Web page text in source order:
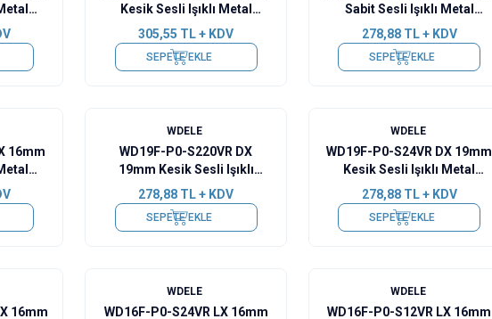
Kesik Sesli Işıklı Metal
Buzzer - 12V
305,55 TL + KDV
SEPETE EKLE
Sabit Sesli Işıklı Metal
Buzzer - 220V
278,88TL + KDV
SEPETE EKLE
16mm
WDELE
WD19F-P0-S220VR DX
19mm Kesik Sesli Işıklı
Metal Buzzer - 220V
278,88 TL + KDV
SEPETE EKLE
WDELE
WD19F-P0-S24VR DX 19mm
Kesik Sesli Işıklı Metal
Buzzer - 24V
278,88TL + KDV
SEPETE EKLE
16mm
WDELE
WD16F-P0-S24VR LX 16mm
WDELE
WD16F-P0-S12VR LX 16mm